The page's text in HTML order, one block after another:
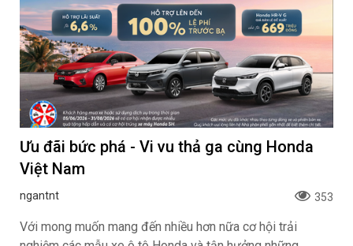
Ưu đãi bức phá - Vi vu thả ga cùng Honda
Việt Nam
ngantnt 353
Với mong muốn mang đến nhiều hơn nữa cơ hội trải